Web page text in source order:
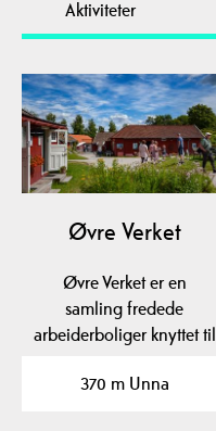
Aktiviteter
Øvre Verket
Øvre Verket er en
samling fredede
arbeiderboliger knyttet til
et…
370 m Unna